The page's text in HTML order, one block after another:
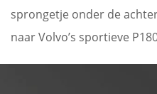
sprongetje onder de
naar Volvo’s sportieve